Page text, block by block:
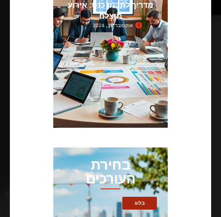
מדריך לתכנון כנס: אירוע
מוצלח
אוקטובר 18, 2024
בחירת
העורכים
בלוג